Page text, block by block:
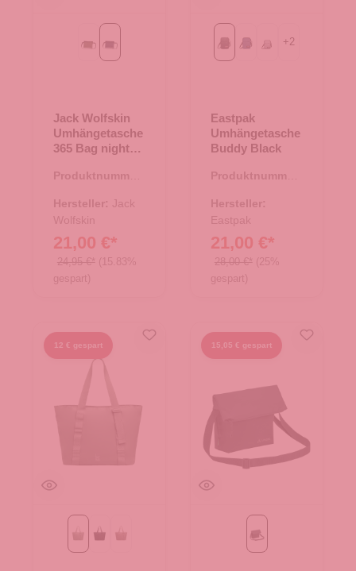
greenwood
night blue
Jack Wolfskin
Umhängetasche
365 Bag night
Produktnummer:
Hersteller: Jack
Wolfskin
21,00 €*
24,95 €* (15.83%
gespart)
Blackpowder pilot
sunday grey
+2
Eastpak
Umhängetasche
Buddy Black
Produktnummer:
Hersteller:
Eastpak
21,00 €*
28,00 €* (25%
gespart)
12 € gespart
bass monochrome
black monochrome
oyster monochrome
15,05 € gespart
Black